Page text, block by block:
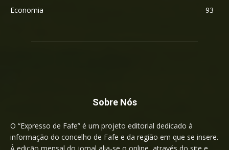
Economia
93
Sobre Nós
O “Expresso de Fafe” é um projeto editorial dedicado à
informação do concelho de Fafe e da região em que se insere.
À edição mensal do jornal alia-se o online, através do site e